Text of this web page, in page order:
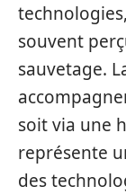
souvent
sauvetage.
soit via une
représente
des